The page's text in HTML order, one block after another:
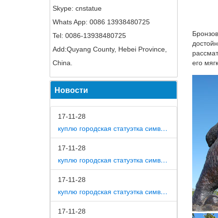
Skype: cnstatue
Whats App: 0086 13938480725
Tel: 0086-13938480725
Add:Quyang County, Hebei Province,
China.
Новости
17-11-28
куплю городская статуэтка символ собака в дом
17-11-28
куплю городская статуэтка символ собака в метро москвы
17-11-28
куплю городская статуэтка символ собака на площади революции
17-11-28
купить
С
в
его